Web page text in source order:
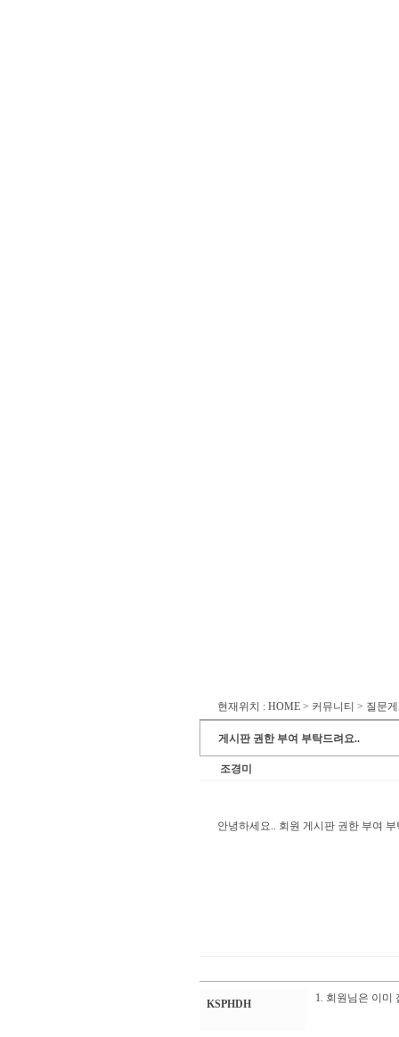
현재위치 : HOME > 커뮤니티 > 질문
게시판 권한 부여 부탁드려요..
조경미
안녕하세요.. 회원 게시판 권한 부여
KSPHDH 1. 회원님은 이미